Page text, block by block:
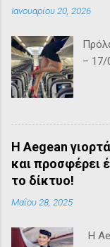
Ιανουαρίου 20, 2026
– 17/
Η Aegean
και προσφέρει
το δίκτυο!
Μαΐου 28, 2025
Η